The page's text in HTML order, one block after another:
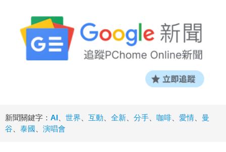
新聞關鍵字： AI 世界 互動 全新 分手 咖啡 愛情
曼
谷
泰國 演唱會